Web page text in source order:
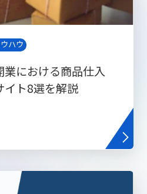
ハウ
における商品仕入
イト8選を解説